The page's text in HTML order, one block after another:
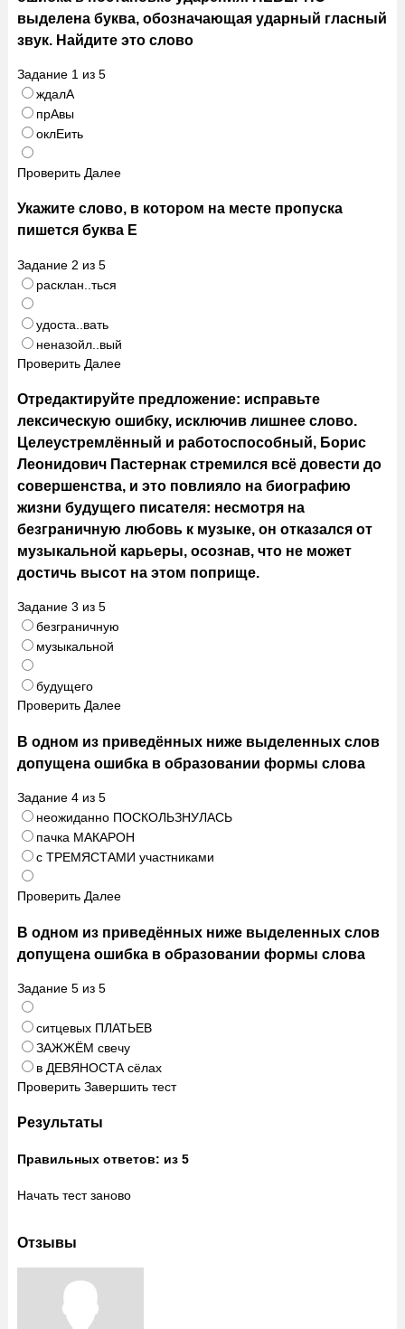
выделена буква, обозначающая ударный гласный
звук. Найдите это слово
Задание 1 из 5
ждалА
прАвы
оклЕить
Проверить Далее
Укажите слово, в котором на месте пропуска
пишется буква Е
Задание 2 из 5
расклан..ться
удоста..вать
неназойл..вый
Проверить Далее
Отредактируйте предложение: исправьте
лексическую ошибку, исключив лишнее слово.
Целеустремлённый и работоспособный, Борис
Леонидович Пастернак стремился всё довести до
совершенства, и это повлияло на биографию
жизни будущего писателя: несмотря на
безграничную любовь к музыке, он отказался от
музыкальной карьеры, осознав, что не может
достичь высот на этом поприще.
Задание 3 из 5
безграничную
музыкальной
будущего
Проверить Далее
В одном из приведённых ниже выделенных слов
допущена ошибка в образовании формы слова
Задание 4из 5
неожиданно ПОСКОЛЬЗНУЛАСЬ
пачка МАКАРОН
с ТРЕМЯСТАМИ участниками
Проверить Далее
В одном из приведённых ниже выделенных слов
допущена ошибка в образовании формы слова
Задание 5из 5
ситцевых ПЛАТЬЕВ
ЗАЖЖЁМ свечу
в ДЕВЯНОСТА сёлах
Проверить Завершить тест
Результаты
Правильных ответов: из 5
Начать тест заново
Отзывы